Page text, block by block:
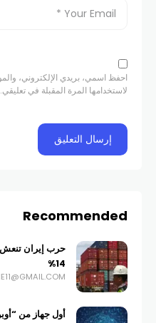
احفظ اسمي، بريدي الإلكتروني،
لاستخدامها المرة المقبلة في تعليقي.
Recommended
حرب إيران تنعش
14%
أول جهاز من